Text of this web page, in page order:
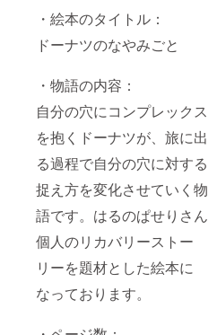
・絵本のタイトル：
ドーナツのなやみごと
・物語の内容：
自分の穴にコンプレックス
を抱くドーナツが、旅に出
る過程で自分の穴に対する
捉え方を変化させていく物
語です。はるのぱせりさん
個人のリカバリーストー
リーを題材とした絵本に
なっております。